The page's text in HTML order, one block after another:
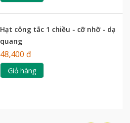
Hạt công tắc 1 chiều - cỡ nhỡ - dạ
quang
48,400 đ
Giỏ hàng